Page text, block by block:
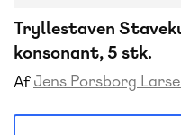
Tryllestaven
konsonant, 5 stk.
Af Jens Porsborg